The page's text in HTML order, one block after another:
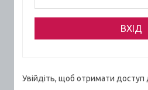
Увійдіть, щоб отримати доступ